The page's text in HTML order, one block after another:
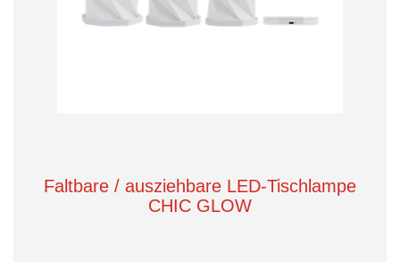
Faltbare / ausziehbare LED-Tischlampe
CHIC GLOW